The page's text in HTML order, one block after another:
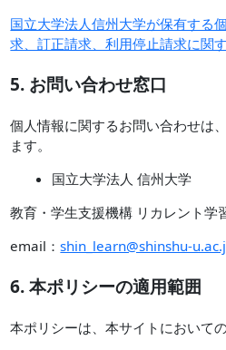
国立大学法人信州大学が保有する
求、訂正請求、利用停止請求に関
5. お問い合わせ窓口
個人情報に関するお問い合わせは
ます。
国立大学法人 信州大学
教育・学生支援機構 リカレント学
email：shin_learn@shinshu-
6. 本ポリシーの適用範囲
本ポリシーは、本サイトにおいて